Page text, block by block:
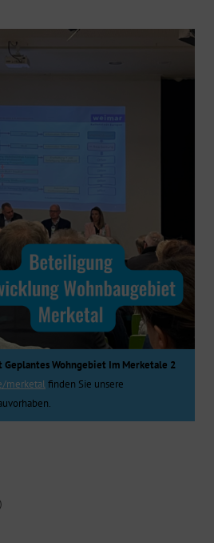
Wohngebiet Im Merketale 2
merketalfinden Sie unsere